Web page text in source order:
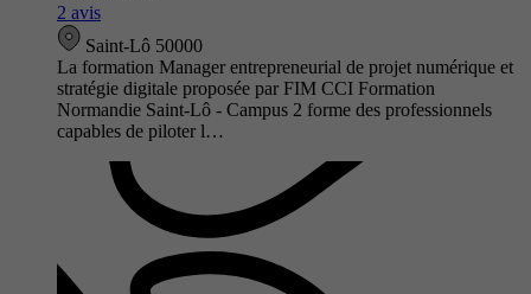
2 avis
Saint-Lô 50000
La formation Manager entrepreneurial de projet numérique et
stratégie digitale proposée par FIM CCI Formation
Normandie Saint-Lô - Campus 2 forme des professionnels
capables de piloter l…